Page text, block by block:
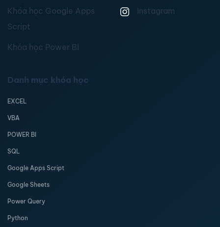
Khóa học Google Apps
Script
Khóa học Power BI
Instagram
Danh mục khóa học
EXCEL
VBA
POWER BI
SQL
Google Apps Script
Google Sheets
Power Query
Python